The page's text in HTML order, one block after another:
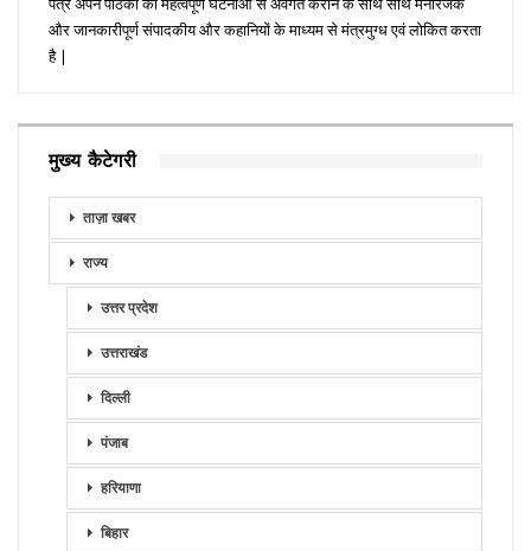
और जानकारीपूर्ण संपादकीय और कहानियों के माध्यम से मंत्रमुग्ध एवं लोकित करता
है |
मुख्य कैटेगरी
ताज़ा खबर
राज्य
उत्तर प्रदेश
उत्तराखंड
दिल्ली
पंजाब
हरियाणा
बिहार